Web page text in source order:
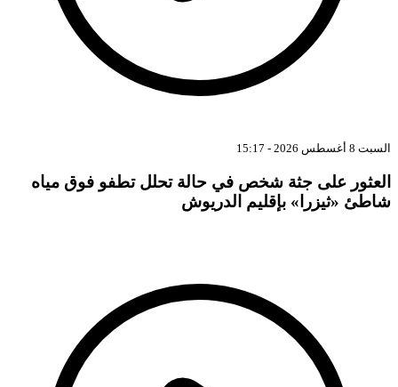
8 أغسطس 2026 - 15:17
على جثة شخص في حالة تحلل تطفو فوق مياه
«ثيزرا» بإقليم الدريوش